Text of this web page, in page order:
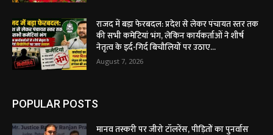
राजद में बड़ा फेरबदल: प्रदेश से लेकर पंचायत स्तर तक
की सभी कमेटियां भंग, लेकिन कार्यकर्ताओं ने शीर्ष
नेतृत्व के इर्द-गिर्द बिचौलियों पर उठाए...
August 7, 2026
POPULAR POSTS
मानव तस्करी पर जीरो टॉलरेंस, पीड़ितों का पुनर्वास